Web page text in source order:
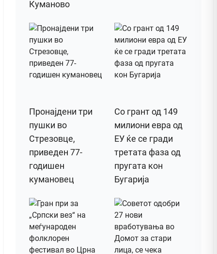
Куманово
Пронајдени три
пушки во
Стрезовце,
приведен 77-
годишен
кумановец
Со грант од 149
милиони евра од
ЕУ ќе се гради
третата фаза од
пругата кон
Бугарија